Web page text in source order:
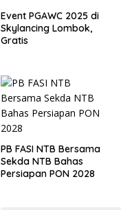
Event PGAWC 2025 di
Skylancing Lombok,
Gratis
PB FASI NTB Bersama
Sekda NTB Bahas
Persiapan PON 2028